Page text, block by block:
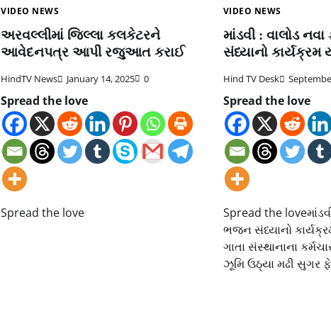
VIDEO NEWS
અરવલ્લીમાં જિલ્લા કલકેટરને
આવેદનપત્ર આપી રજુઆત કરાઈ
HindTV News January 14, 2025 0
Spread the love
Spread the love
VIDEO NEWS
માંડવી : વાલોડ
સંધ્યાનો કાર્યક્રમ
Hind TV Desk
Spread the love
Spread the
ભજન સંધ્યાનો
ગાતા સંસ્થાનાના
ઝૂમિ ઉઠ્યા મઢી સુગર